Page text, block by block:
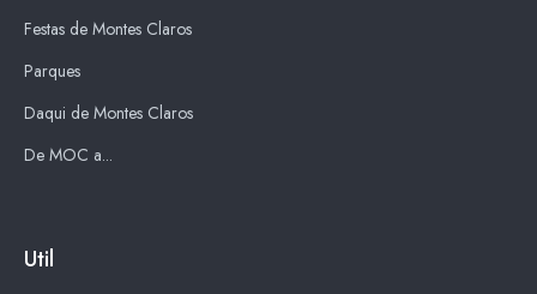
Festas de Montes Claros
Parques
Daqui de Montes Claros
De MOC a...
Util